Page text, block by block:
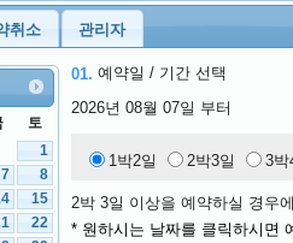
취소 관리자
토
1
7
8
15
22
01. 예약일 / 기간 선택
2026년 08월 07일 부터
1박2일 2박3일 3박
2박 3일 이상을 예약하실 경우
* 원하시는 날짜를 클릭하시면